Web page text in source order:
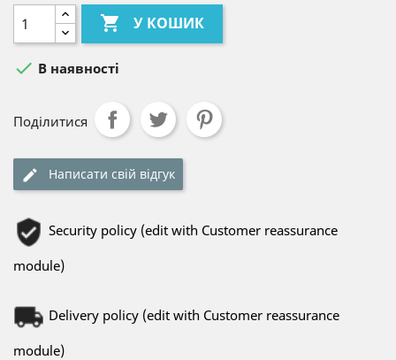
 У КОШИК
 В наявності
Поділитися
Написати свій відгук
Security policy (edit with Customer reassurance
module)
Delivery policy (edit with Customer reassurance
module)